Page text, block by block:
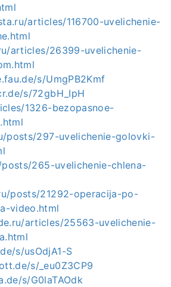
articles/116700-uvelichenie-
articles/26399-uvelichenie-
s/UmgPB2Kmf
s/72gbH_IpH
1326-bezopasnoe-
posts/297-uvelichenie-golovki-
265-uvelichenie-chlena-
posts/21292-operacija-po-
video.html
articles/25563-uvelichenie-
s/usOdjA1-S
s/_eu0Z3CP9
s/G0laTAOdk